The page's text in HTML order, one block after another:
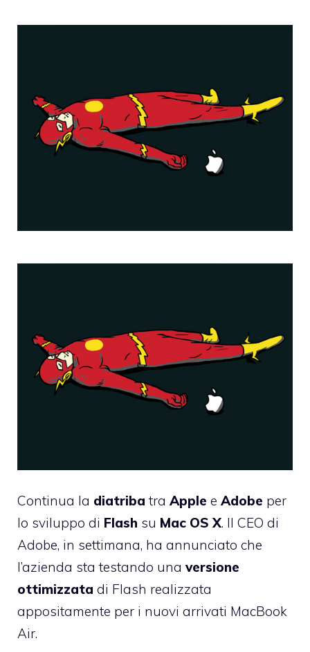
Continua la diatriba tra Apple e Adobe per
lo sviluppo di Flash su Mac OS X. Il CEO di
Adobe, in settimana, ha annunciato che
l’azienda sta testando una versione
ottimizzata di Flash realizzata
appositamente per i nuovi arrivati MacBook
Air.